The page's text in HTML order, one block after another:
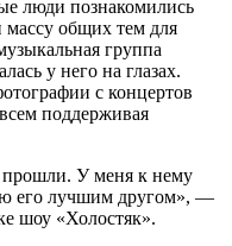
люди познакомились
массу общих тем для
группа
у него на глазах.
с концертов
поддерживая
У меня к нему
его лучшим другом», —
шоу «Холостяк».